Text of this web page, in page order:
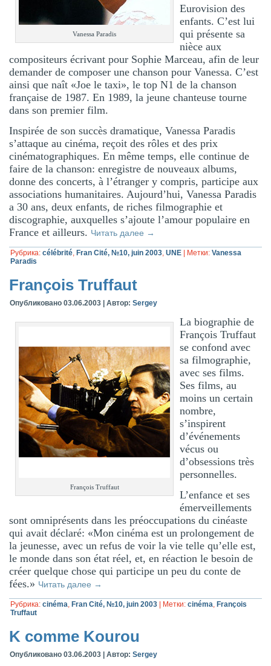
Vanessa Paradis
Eurovision des
enfants. C’est lui
qui présente sa
nièce aux
compositeurs écrivant pour Sophie Marceau, afin de leur
demander de composer une chanson pour Vanessa. C’est
ainsi que naît «Joe le taxi», le top N1 de la chanson
française de 1987. En 1989, la jeune chanteuse tourne
dans son premier film.
Inspirée de son succès dramatique, Vanessa Paradis
s’attaque au cinéma, reçoit des rôles et des prix
cinématographiques. En même temps, elle continue de
faire de la chanson: enregistre de nouveaux albums,
donne des concerts, à l’étranger y compris, participe aux
associations humanitaires. Aujourd’hui, Vanessa Paradis
a 30 ans, deux enfants, de riches filmographie et
discographie, auxquelles s’ajoute l’amour populaire en
France et ailleurs. Читать далее →
Рубрика: célébrité, Fran Cité, №10, juin 2003,UNE Метки: Vanessa
Paradis
François Truffaut
Опубликовано 03.06.2003 |Автор: Sergey
François Truffaut
La biographie de
François Truffaut
se confond avec
sa filmographie,
avec ses films.
Ses films, au
moins un certain
nombre,
s’inspirent
d’événements
vécus ou
d’obsessions très
personnelles.
L’enfance et ses
émerveillements
sont omniprésents dans les préoccupations du cinéaste
qui avait déclaré: «Mon cinéma est un prolongement de
la jeunesse, avec un refus de voir la vie telle qu’elle est,
le monde dans son état réel, et, en réaction le besoin de
créer quelque chose qui participe un peu du conte de
fées.» Читать далее →
Рубрика: cinéma, Fran Cité, №10, juin 2003 Метки: cinéma, François
Truffaut
K comme Kourou
Опубликовано 03.06.2003 |Автор: Sergey